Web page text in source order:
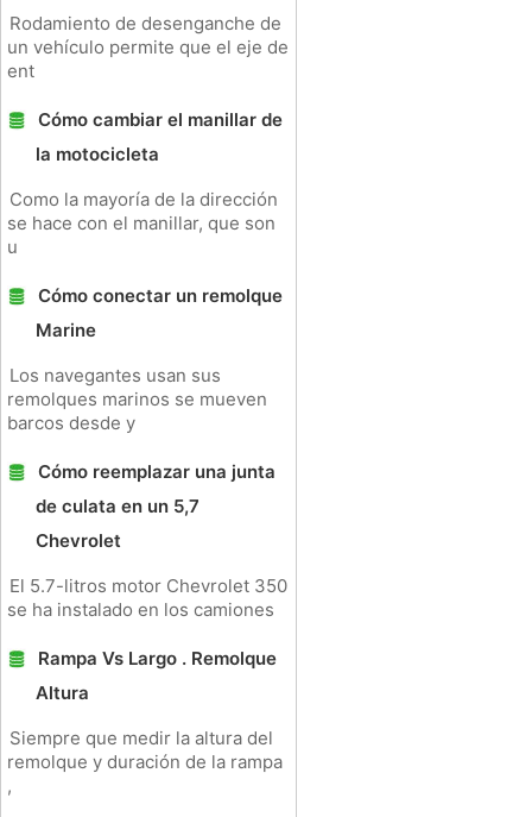
Rodamiento de desenganche de
un vehículo permite que el eje de
ent
Cómo cambiar el manillar de
la motocicleta
Como la mayoría de la dirección
se hace con el manillar, que son
u
Cómo conectar un remolque
Marine
Los navegantes usan sus
remolques marinos se mueven
barcos desde y
Cómo reemplazar una junta
de culata en un 5,7
Chevrolet
El 5.7-litros motor Chevrolet 350
se ha instalado en los camiones
Rampa Vs Largo . Remolque
Altura
Siempre que medir la altura del
remolque y duración de la rampa
,